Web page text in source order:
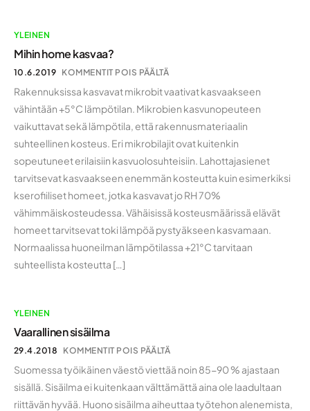
YLEINEN
Mihin home kasvaa?
10.6.2019 KOMMENTIT POIS PÄÄLTÄ
Rakennuksissa kasvavat mikrobit vaativat kasvaakseen
vähintään +5°C lämpötilan. Mikrobien kasvunopeuteen
vaikuttavat sekä lämpötila, että rakennusmateriaalin
suhteellinen kosteus. Eri mikrobilajit ovat kuitenkin
sopeutuneet erilaisiin kasvuolosuhteisiin. Lahottajasienet
tarvitsevat kasvaakseen enemmän kosteutta kuin esimerkiksi
kserofiiliset homeet, jotka kasvavat jo RH 70%
vähimmäiskosteudessa. Vähäisissä kosteusmäärissä elävät
homeet tarvitsevat toki lämpöä pystyäkseen kasvamaan.
Normaalissa huoneilman lämpötilassa +21°C tarvitaan
suhteellista kosteutta […]
YLEINEN
Vaarallinen sisäilma
29.4.2018 KOMMENTIT POIS PÄÄLTÄ
Suomessa työikäinen väestö viettää noin 85-90 % ajastaan
sisällä. Sisäilma ei kuitenkaan välttämättä aina ole laadultaan
riittävän hyvää. Huono sisäilma aiheuttaa työtehon alenemista,